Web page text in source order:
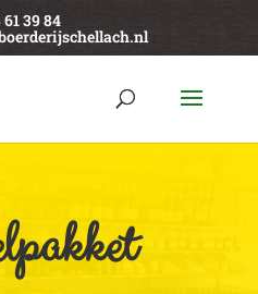
61 39 84